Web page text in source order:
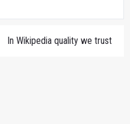
In Wikipedia quality we trust